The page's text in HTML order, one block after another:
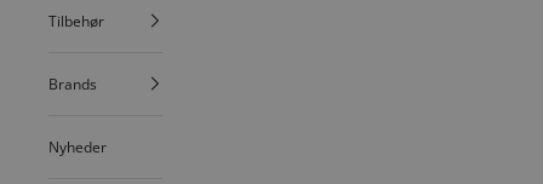
Tilbehør
Brands
Nyheder